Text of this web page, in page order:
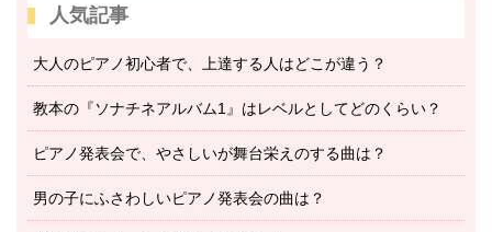
人気記事
大人のピアノ初心者で、上達する人はどこが違う？
教本の『ソナチネアルバム1』はレベルとしてどのくらい？
ピアノ発表会で、やさしいが舞台栄えのする曲は？
男の子にふさわしいピアノ発表会の曲は？